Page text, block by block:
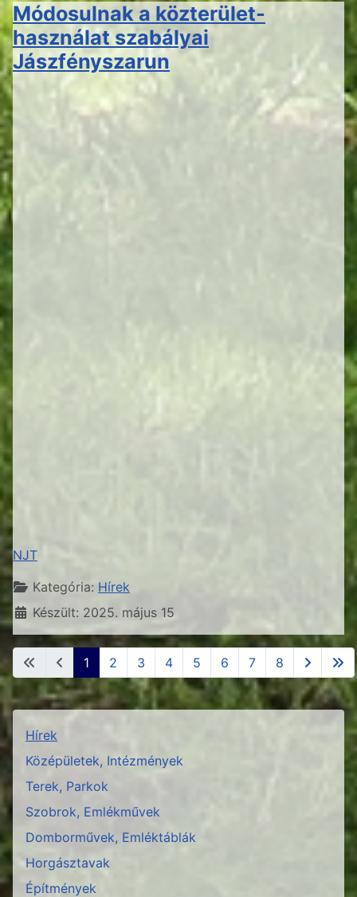
Módosulnak a közterület-
használat szabályai
Jászfényszarun
NJT
Részletek
Kategória: Hírek
Készült: 2025. május 15
1. oldal / 8
1 2 3 4 5 6 7 8
Hírek
Középületek, Intézmények
Terek, Parkok
Szobrok, Emlékművek
Domborművek, Emléktáblák
Horgásztavak
Építmények